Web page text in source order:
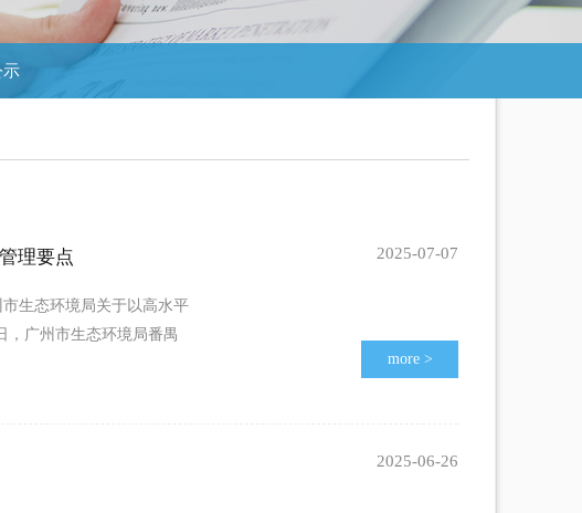
示
理要点
态环境局关于以高水平
，广州市生态环境局番禺
2025-07-07
more >
2025-06-26